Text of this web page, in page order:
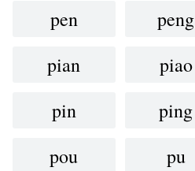
pen
peng
pian
piao
pin
ping
pou
pu